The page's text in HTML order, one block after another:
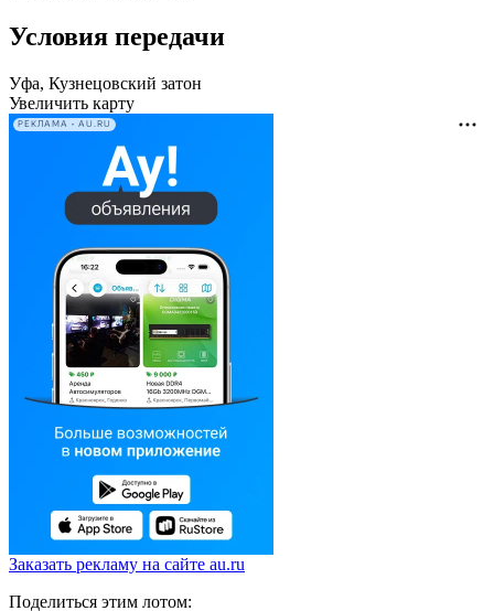
Условия передачи
Уфа, Кузнецовский затон
Увеличить карту
РЕКЛАМА • AU.RU
Заказать рекламу на сайте au.ru
Поделиться этим лотом: